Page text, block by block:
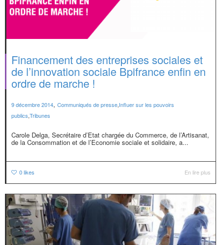
Financement des entreprises sociales et
de l’innovation sociale Bpifrance enfin en
ordre de marche !
9 décembre 2014, Communiqués de presse,Influer sur les pouvoirs
publics,Tribunes
Carole Delga, Secrétaire d’Etat chargée du Commerce, de l’Artisanat,
de la Consommation et de l’Economie sociale et solidaire, a...
0likes En lire plus